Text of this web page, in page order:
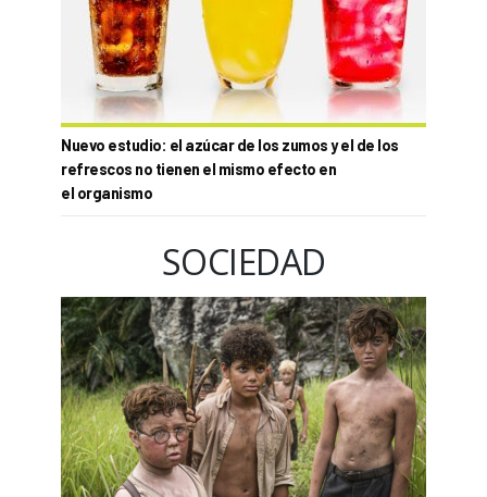
Nuevo estudio: el azúcar de los zumos y el de los
refrescos no tienen el mismo efecto en
el organismo
SOCIEDAD